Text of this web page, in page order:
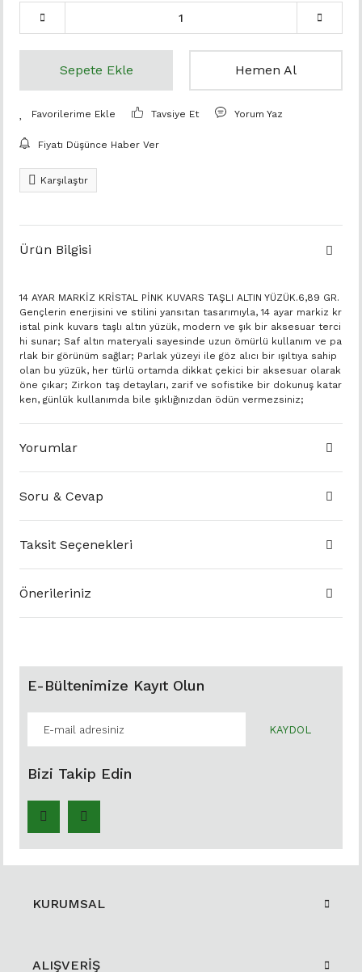
Sepete Ekle Hemen Al
Tavsiye Et Yorum Yaz
Fiyatı Düşünce Haber Ver
Karşılaştır
Ürün Bilgisi
14 AYAR MARKİZ KRİSTAL PİNK KUVARS TAŞLI ALTIN YÜZÜK.6,89 GR.
Gençlerin enerjisini ve stilini yansıtan tasarımıyla, 14 ayar markiz kr
istal pink kuvars taşlı altın yüzük, modern ve şık bir aksesuar terci
hi sunar; Saf altın materyali sayesinde uzun ömürlü kullanım ve pa
rlak bir görünüm sağlar; Parlak yüzeyi ile göz alıcı bir ışıltıya sahip
olan bu yüzük, her türlü ortamda dikkat çekici bir aksesuar olarak
öne çıkar; Zirkon taş detayları, zarif ve sofistike bir dokunuş katar
ken, günlük kullanımda bile şıklığınızdan ödün vermezsiniz;
Yorumlar
Soru & Cevap
Taksit Seçenekleri
Önerileriniz
E-Bültenimize Kayıt Olun
KAYDOL
Bizi Takip Edin
KURUMSAL
ALIŞVERİŞ